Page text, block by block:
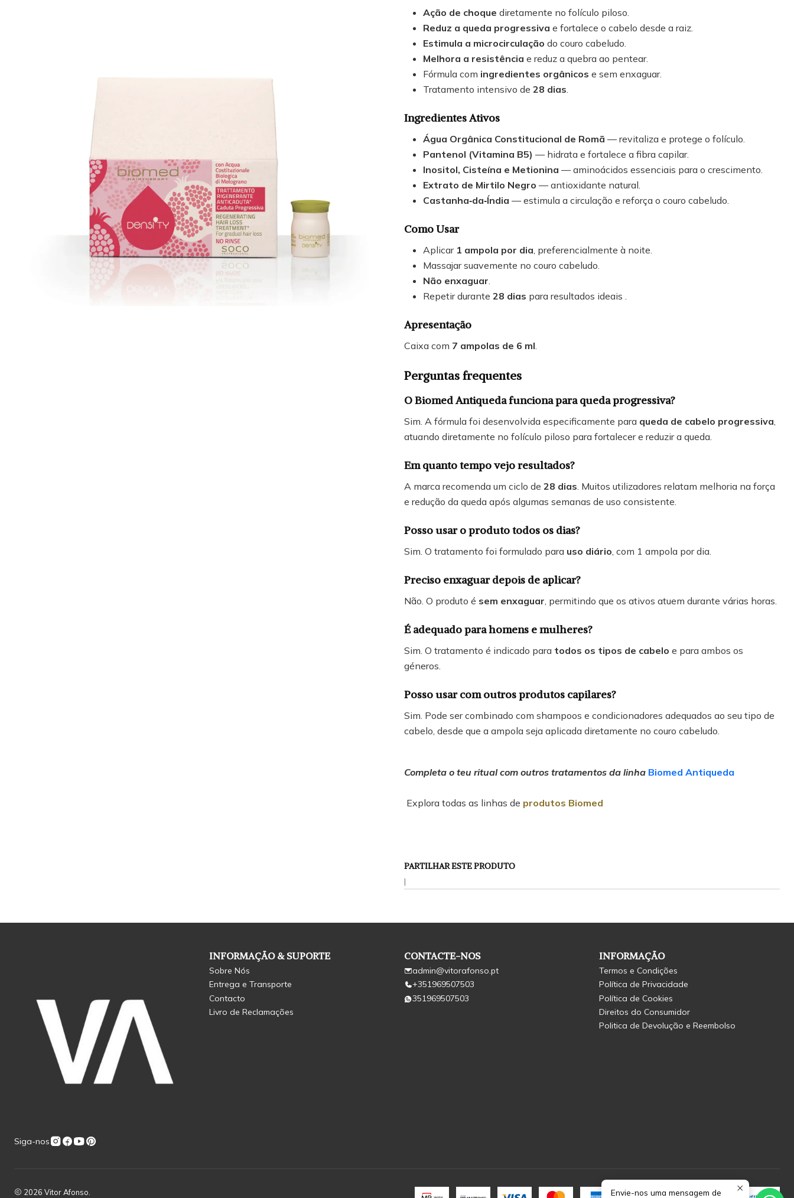
Ação de choque diretamente no folículo piloso.
Reduz a queda progressiva e fortalece o cabelo desde a raiz.
Estimula a microcirculação do couro cabeludo.
Melhora a resistência e reduz a quebra ao pentear.
Fórmula com ingredientes orgânicos e sem enxaguar.
Tratamento intensivo de 28 dias
Ingredientes Ativos
Água Orgânica Constitucional de Romã — revitaliza e protege o folículo.
Pantenol (Vitamina B5) — hidrata e fortalece a fibra capilar.
Inositol, Cisteína e Metionina — aminoácidos essenciais para o crescimento.
Extrato de Mirtilo Negro — antioxidante natural.
Castanha‑da‑Índia — estimula a circulação e reforça o couro cabeludo.
Como Usar
Aplicar 1 ampola por dia , preferencialmente à noite.
Massajar suavemente no couro cabeludo.
Não enxaguar
Repetir durante 28 dias para resultados ideais .
Apresentação
Caixa com 7 ampolas de 6 ml
Perguntas frequentes
O Biomed Antiqueda funciona para queda progressiva?
Sim. A fórmula foi desenvolvida especificamente para queda de cabelo progressiva
atuando diretamente no folículo piloso para fortalecer e reduzir a queda.
Em quanto tempo vejo resultados?
A marca recomenda um ciclo de 28 dias . Muitos utilizadores relatam melhoria na força
e redução da queda após algumas semanas de uso consistente.
Posso usar o produto todos os dias?
Sim. O tratamento foi formulado para uso diário , com 1 ampola por dia.
Preciso enxaguar depois de aplicar?
Não. O produto é sem enxaguar , permitindo que os ativos atuem durante várias horas.
É adequado para homens e mulheres?
Sim. O tratamento é indicado para todos os tipos de cabelo e para ambos os
géneros.
Posso usar com outros produtos capilares?
Sim. Pode ser combinado com shampoos e condicionadores adequados ao seu tipo de
cabelo, desde que a ampola seja aplicada diretamente no couro cabeludo.
Completa o teu ritual com outros tratamentos da linha Biomed Antiqueda
Explora todas as linhas de produtos Biomed
PARTILHAR ESTE PRODUTO
|
Siga-nos
INFORMAÇÃO & SUPORTE
Sobre Nós
Entrega e Transporte
Contacto
Livro de Reclamações
CONTACTE-NOS
admin@vitorafonso.pt
+351969507503
351969507503
INFORMAÇÃO
Termos e Condições
Política de Privacidade
Política de Cookies
Direitos do Consumidor
Politica de Devolução e Reembolso
2026 Vitor Afonso. Envie-nos uma mensagem de